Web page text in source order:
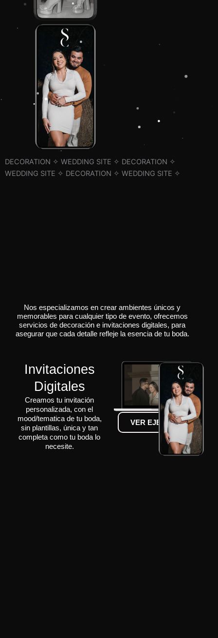
DECORATION ✧ WEDDING SITE ✧ DECORATION ✧
WEDDING SITE ✧ DECORATION ✧ WEDDING SITE ✧
Nos especializamos en crear ambientes únicos y
memorables para cualquier tipo de evento, ofrecemos
servicios de decoración e invitaciones digitales, para
asegurar que cada detalle refleje la esencia de tu boda.
Invitaciones
Digitales
Creamos tu invitación
personalizada, con el
mood/tematica de tu boda,
sin plantillas, única y tan
completa como tu boda lo
necesite.
VER EJEMPLOS